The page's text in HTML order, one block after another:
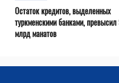
Остаток кредитов, выделенных
туркменскими банками,
млрд манатов